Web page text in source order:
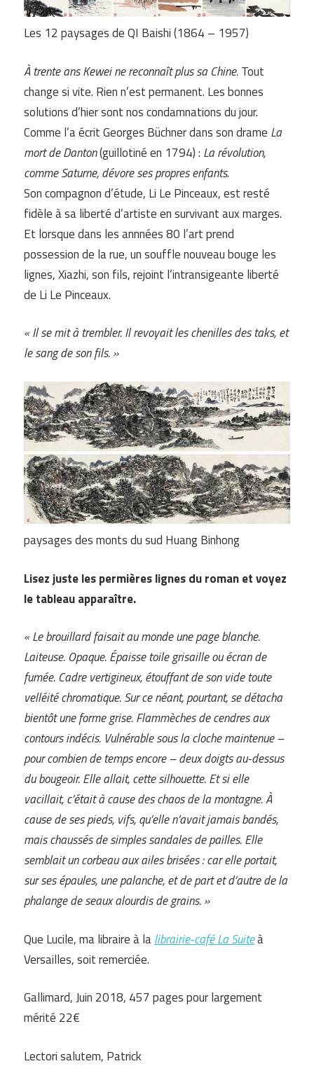
Les 12 paysages de QI Baishi (1864 – 1957)
À trente ans Kewei ne reconnaît plus sa Chine.Tout
change si vite. Rien n’est permanent. Les bonnes
solutions d’hier sont nos condamnations du jour.
Comme l’a écrit Georges Büchner dans son drame La
mort de Danton(guillotiné en 1794) : La révolution,
comme Saturne, dévore ses propres enfants.
Son compagnon d’étude, Li Le Pinceaux, est resté
fidèle à sa liberté d’artiste en survivant aux marges.
Et lorsque dans les annnées 80 l’art prend
possession de la rue, un souffle nouveau bouge les
lignes, Xiazhi, son fils, rejoint l’intransigeante liberté
de Li Le Pinceaux.
« Il se mit à trembler. Il revoyait les chenilles des taks, et
le sang de son fils. »
paysages des monts du sud Huang Binhong
Lisez juste les permières lignes du roman et voyez
le tableau apparaître.
« Le brouillard faisait au monde une page blanche.
Laiteuse. Opaque. Épaisse toile grisaille ou écran de
fumée. Cadre vertigineux, étouffant de son vide toute
velléité chromatique. Sur ce néant, pourtant, se détacha
bientôt une forme grise. Flammèches de cendres aux
contours indécis. Vulnérable sous la cloche maintenue –
pour combien de temps encore – deux doigts au-dessus
du bougeoir. Elle allait, cette silhouette. Et si elle
vacillait, c’était à cause des chaos de la montagne. À
cause de ses pieds, vifs, qu’elle n’avait jamais bandés,
mais chaussés de simples sandales de pailles. Elle
semblait un corbeau aux ailes brisées : car elle portait,
sur ses épaules, une palanche, et de part et d’autre de la
phalange de seaux alourdis de grains. »
Que Lucile, ma libraire à lalibrairie-café La Suiteà
Versailles, soit remerciée.
Gallimard, Juin 2018, 457 pages pour largement
mérité 22€
Lectori salutem, Patrick